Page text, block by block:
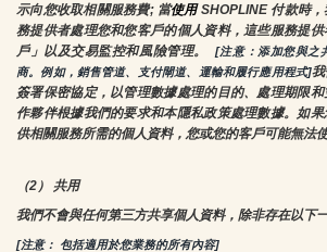
示向您收取相關服務費; 當使用 SHOPLINE 付款時
務提供者處理您和您客戶的個人資料，這些服務提
戶」以及交易監控和風險管理。
[注意：添加您與之
商。例如，銷售管道、支付閘道、運輸和履行應用程式]
簽署保密協定，以管理數據處理的目的、處理期限
作夥伴根據我們的要求和本隱私政策處理數據。如
供相關服務所需的個人資料，您或您的客戶可能無法
（2） 共用
我們不會與任何第三方共享個人資料，除非存在以下
[注意： 包括適用於您業務的所有內容]